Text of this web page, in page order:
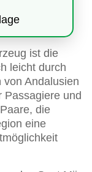
ist die
leicht durch
Andalusien
Passagiere und
die
eine